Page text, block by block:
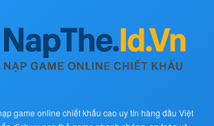
game online chiết khấu cao uy tín hàng đầu Việt